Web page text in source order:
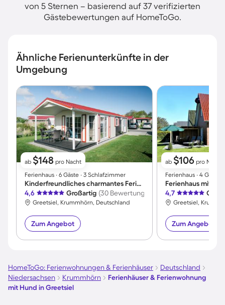
von 5 Sternen – basierend auf 37 verifizierten
Gästebewertungen auf HomeToGo.
Ähnliche Ferienunterkünfte in der
Umgebung
ab $148 pro Nacht
Ferienhaus ∙ 6 Gäste ∙ 3 Schlafzimmer
Kinderfreundliches charmantes Ferienhaus mit Terrasse
4,6
Großartig (30 Bewertungen)
Greetsiel, Krummhörn, Deutschland
Zum Angebot
ab $106 pro Nacht
Ferienhaus ∙ 4 Gäste
Ferienhaus mit
4,7
Greetsiel,
Zum Angebot
HomeToGo: Ferienwohnungen & Ferienhäuser
Deutschland
Niedersachsen
Krummhörn
Ferienhäuser & Ferienwohnung
mit Hund in Greetsiel